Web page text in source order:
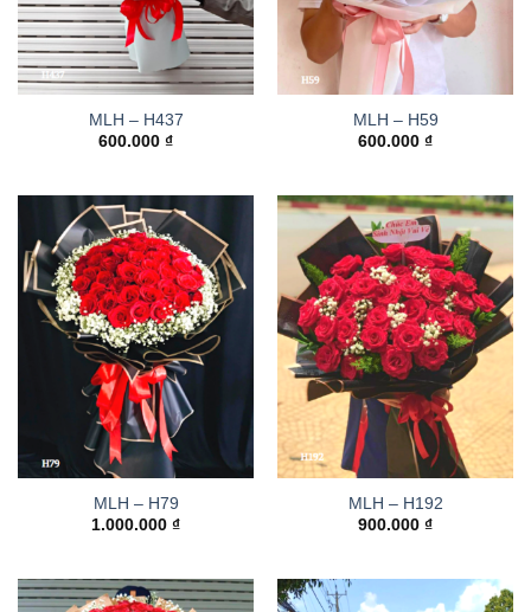
MLH – H437
600.000 ₫
MLH – H59
600.000 ₫
MLH – H79
1.000.000 ₫
MLH – H192
900.000 ₫